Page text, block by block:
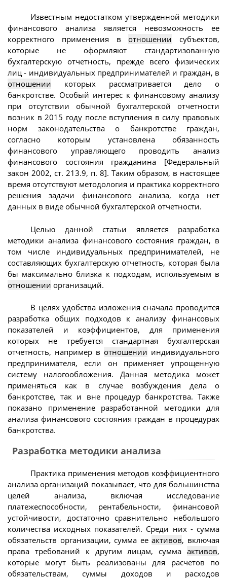
Известным недостатком утвержденной методики
финансового анализа является невозможность ее
корректного применения вотношении субъектов,
которые не оформляют стандартизованную
бухгалтерскую отчетность, прежде всего физических
лиц - индивидуальных предпринимателей и граждан, в
отношении которых рассматривается дело о
банкротстве. Особый интерес к финансовому анализу
при отсутствии обычной бухгалтерской отчетности
возник в 2015 году после вступления в силу правовых
норм законодательства о банкротстве граждан,
согласно которым установлена обязанность
финансового управляющего проводить анализ
финансового состояния гражданина [Федеральный
закон 2002, ст. 213.9, п. 8]. Таким образом, в настоящее
время отсутствуют методология и практика корректного
решения задачи финансового анализа, когда нет
данных в виде обычной бухгалтерской отчетности.
Целью данной статьи является разработка
методики анализа финансового состояния граждан, в
том числе индивидуальных предпринимателей, не
составляющих бухгалтерскую отчетность, которая была
бы максимально близка к подходам, используемым в
отношении организаций.
В целях удобства изложения сначала проводится
разработка общих подходов к анализу финансовых
показателей и коэффициентов, для применения
которых не требуется стандартная бухгалтерская
отчетность, например в отношении индивидуального
предпринимателя, если он применяет упрощенную
систему налогообложения. Данная методика может
применяться как в случае возбуждения дела о
банкротстве, так и вне процедур банкротства. Также
показано применение разработанной методики для
анализа финансового состояния граждан в процедурах
банкротства.
Разработка методики анализа
Практика применения методов коэффициентного
анализа организаций показывает, что для большинства
целей анализа, включая исследование
платежеспособности, рентабельности, финансовой
устойчивости, достаточно сравнительно небольшого
количества исходных показателей. Среди них - сумма
обязательств организации, сумма ееактивов, включая
права требований к другим лицам, сумма активов,
которые могут быть реализованы для расчетов по
обязательствам, суммы доходов и расходов